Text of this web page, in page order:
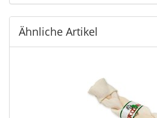
Ähnliche Artikel